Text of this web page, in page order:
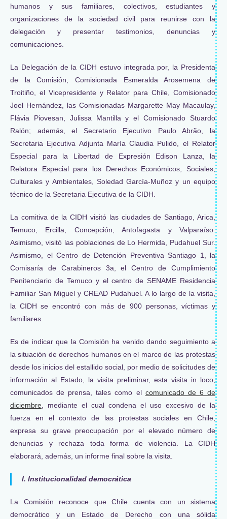
humanos y sus familiares, colectivos, estudiantes y
organizaciones de la sociedad civil para reunirse con la
delegación y presentar testimonios, denuncias y
comunicaciones.
La Delegación de la CIDH estuvo integrada por, la Presidenta
de la Comisión, Comisionada Esmeralda Arosemena de
Troitiño, el Vicepresidente y Relator para Chile, Comisionado
Joel Hernández, las Comisionadas Margarette May Macaulay,
Flávia Piovesan, Julissa Mantilla y el Comisionado Stuardo
Ralón; además, el Secretario Ejecutivo Paulo Abrão, la
Secretaria Ejecutiva Adjunta María Claudia Pulido, el Relator
Especial para la Libertad de Expresión Edison Lanza, la
Relatora Especial para los Derechos Económicos, Sociales,
Culturales y Ambientales, Soledad García-Muñoz y un equipo
técnico de la Secretaria Ejecutiva de la CIDH.
La comitiva de la CIDH visitó las ciudades de Santiago, Arica,
Temuco, Ercilla, Concepción, Antofagasta y Valparaíso.
Asimismo, visitó las poblaciones de Lo Hermida, Pudahuel Sur.
Asimismo, el Centro de Detención Preventiva Santiago 1, la
Comisaría de Carabineros 3a, el Centro de Cumplimiento
Penitenciario de Temuco y el centro de SENAME Residencia
Familiar San Miguel y CREAD Pudahuel. A lo largo de la visita,
la CIDH se encontró con más de 900 personas, víctimas y
familiares.
Es de indicar que la Comisión ha venido dando seguimiento a
la situación de derechos humanos en el marco de las protestas
desde los inicios del estallido social, por medio de solicitudes de
información al Estado, la visita preliminar, esta visita in loco,
comunicados de prensa, tales como el comunicado de 6 de
diciembre , mediante el cual condena el uso excesivo de la
fuerza en el contexto de las protestas sociales en Chile,
expresa su grave preocupación por el elevado número de
denuncias y rechaza toda forma de violencia. La CIDH
elaborará, además, un informe final sobre la visita.
I. Institucionalidad democrática
La Comisión reconoce que Chile cuenta con un sistema
democrático y un Estado de Derecho con una sólida